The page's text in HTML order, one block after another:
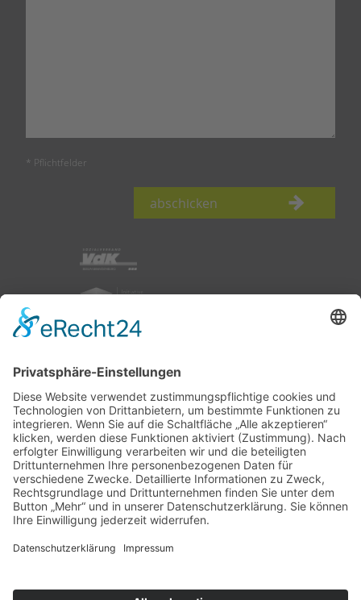
* Pflichtfelder
abschicken
nach oben